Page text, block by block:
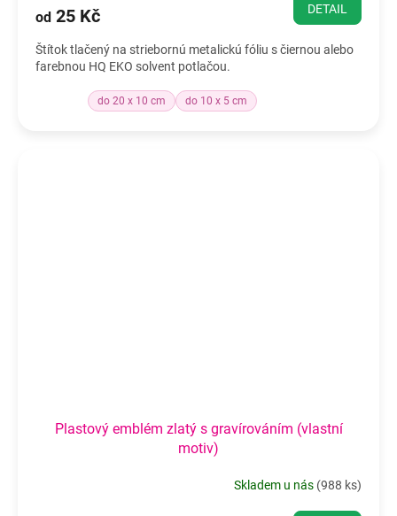
od 25 Kč DETAIL
Štítok tlačený na striebornú metalickú fóliu s čiernou alebo
farebnou HQ EKO solvent potlačou.
do 20 x 10 cm do 10 x 5 cm
Plastový emblém zlatý s gravírováním (vlastní
motiv)
Skladem u nás (988 ks)